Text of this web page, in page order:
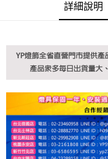
詳細說明